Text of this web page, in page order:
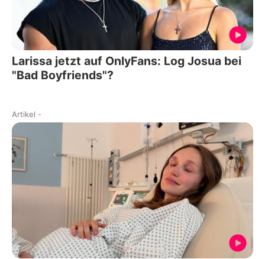
Larissa jetzt auf OnlyFans: Log Josua bei
"Bad Boyfriends"?
Artikel -